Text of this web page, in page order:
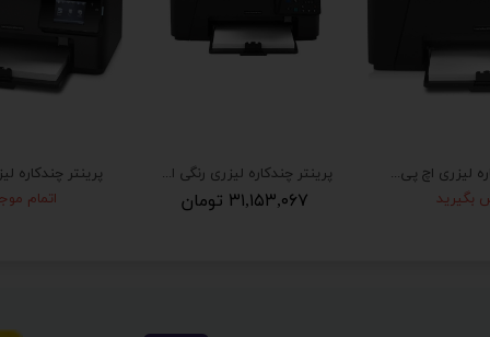
اتمام
پرینتر چندکاره لیزری رنگی اچ پی مدل M176n
۳۱,۱۵۳,۰۶۷ تومان
پرینتر چندکاره لیزری اچ پی مدل M127fn
بگیرید